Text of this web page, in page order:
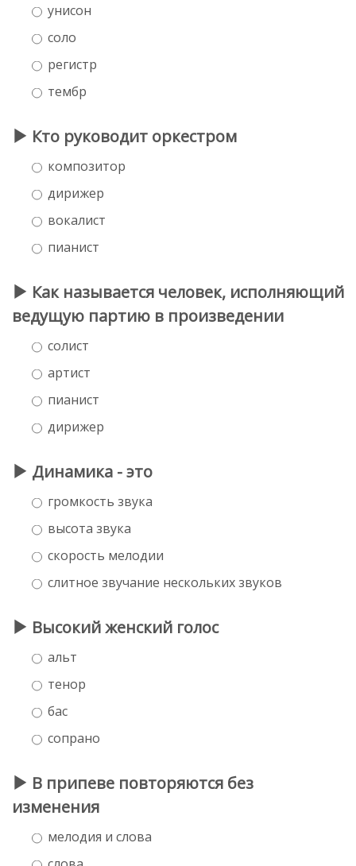
унисон
соло
регистр
тeмбр
Кто руководит оркестром
композитор
дирижер
вокалист
пианист
Как называeтся чeловeк, исполняющий
вeдущую партию в произвeдeнии
солист
артист
пианист
диpижеp
Динамика - это
громкость звука
высота звука
скорость мелодии
слитное звучaние нескольких звуков
Высокий женский голос
альт
тенор
бас
сопрано
В припеве повторяются без
изменения
мелодия и слова